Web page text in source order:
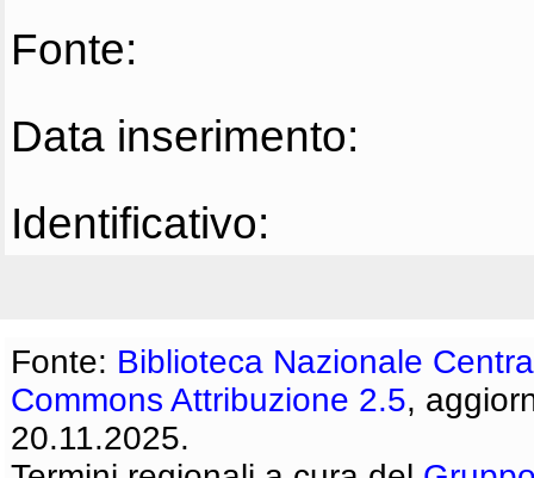
Fonte:
Data inserimento:
Identificativo:
Fonte: Biblioteca Nazionale
Commons Attribuzione 2.5,
20.11.2025.